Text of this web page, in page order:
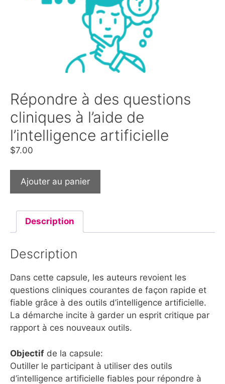
Répondre à des questions
cliniques à l’aide de
l’intelligence artificielle
$7.00
Ajouter au panier
Description
Description
Dans cette capsule, les auteurs revoient les
questions cliniques courantes de façon rapide et
fiable grâce à des outils d’intelligence artificielle.
La démarche incite à garder un esprit critique par
rapport à ces nouveaux outils.
Objectif de la capsule:
Outiller le participant à utiliser des outils
d’intelligence artificielle fiables pour répondre à